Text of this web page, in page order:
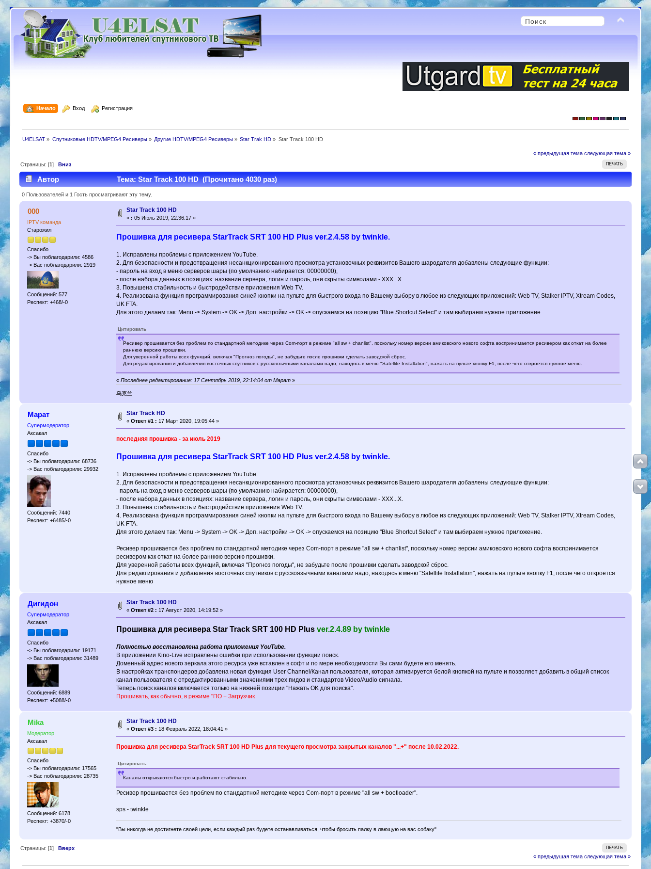
Начало Вход Регистрация
U4ELSAT » Спутниковые HDTV/MPEG4 Ресиверы» Другие HDTV/MPEG4 Ресиверы » Star Trak HD » Star Track 100 HD
« предыдущая тема следующая тема »
ПЕЧАТЬ
Страницы: [1]Вниз
Автор Тема: Star Track 100 HD (Прочитано 4030 раз)
0 Пользователей и 1 Гость просматривают эту тему.
000
IPTV команда
Старожил
Спасибо
-> Вы поблагодарили: 4586
-> Вас поблагодарили: 2919
Сообщений: 577
Респект: +468/-0
Star Track 100 HD
« : 05 Июль 2019, 22:36:17 »
Прошивка для ресивера StarTrack SRT 100 HD Plus ver.2.4.58 by twinkle.
1. Исправлены проблемы с приложением YouTube.
2. Для безопасности и предотвращения несанкционированного просмотра установочных реквизитов Вашего шародателя добавлены следующие функции:
- пароль на вход в меню серверов шары (по умолчанию набирается: 00000000),
- после набора данных в позициях: название сервера, логин и пароль, они скрыты символами - XXX...X.
3. Повышена стабильность и быстродействие приложения Web TV.
4. Реализована функция программирования синей кнопки на пульте для быстрого входа по Вашему выбору в любое из следующих приложений: Web TV, Stalker IPTV, Xtream Codes,
UK FTA.
Для этого делаем так: Menu -> System -> OK -> Доп. настройки -> OK -> опускаемся на позицию "Blue Shortcut Select" и там выбираем нужное приложение.
Цитировать
Ресивер прошивается без проблем по стандартной методике через Com-порт в режиме "all sw + chanlist", поскольку номер версии амиковского нового софта воспринимается ресивером как откат на более
раннюю версию прошивки.
Для уверенной работы всех функций, включая "Прогноз погоды", не забудьте после прошивки сделать заводской сброс.
Для редактирования и добавления восточных спутников с русскоязычными каналами надо, находясь в меню "Satellite Installation", нажать на пульте кнопку F1, после чего откроется нужное меню.
« Последнее редактирование: 17 Сентябрь 2019, 22:14:04 от Марат»
乌克兰
Марат
Супермодератор
Аксакал
Спасибо
-> Вы поблагодарили: 68736
-> Вас поблагодарили: 29932
Сообщений: 7440
Респект: +6485/-0
Star Track HD
«Ответ #1 : 17 Март 2020, 19:05:44 »
последняя прошивка - за июль 2019
Прошивка для ресивера StarTrack SRT 100 HD Plus ver.2.4.58 by twinkle.
1. Исправлены проблемы с приложением YouTube.
2. Для безопасности и предотвращения несанкционированного просмотра установочных реквизитов Вашего шародателя добавлены следующие функции:
- пароль на вход в меню серверов шары (по умолчанию набирается: 00000000),
- после набора данных в позициях: название сервера, логин и пароль, они скрыты символами - XXX...X.
3. Повышена стабильность и быстродействие приложения Web TV.
4. Реализована функция программирования синей кнопки на пульте для быстрого входа по Вашему выбору в любое из следующих приложений: Web TV, Stalker IPTV, Xtream Codes,
UK FTA.
Для этого делаем так: Menu -> System -> OK -> Доп. настройки -> OK -> опускаемся на позицию "Blue Shortcut Select" и там выбираем нужное приложение.
Ресивер прошивается без проблем по стандартной методике через Com-порт в режиме "all sw + chanlist", поскольку номер версии амиковского нового софта воспринимается
ресивером как откат на более раннюю версию прошивки.
Для уверенной работы всех функций, включая "Прогноз погоды", не забудьте после прошивки сделать заводской сброс.
Для редактирования и добавления восточных спутников с русскоязычными каналами надо, находясь в меню "Satellite Installation", нажать на пульте кнопку F1, после чего откроется
нужное меню
Дигидон
Супермодератор
Аксакал
Спасибо
-> Вы поблагодарили: 19171
-> Вас поблагодарили: 31489
Сообщений: 6889
Респект: +5088/-0
Star Track 100 HD
«Ответ #2 : 17 Август 2020, 14:19:52 »
Прошивка для ресивера Star Track SRT 100 HD Plus ver.2.4.89 by twinkle
Полностью восстановлена работа приложения YouTube.
В приложении Kino-Live исправлены ошибки при использовании функции поиск.
Доменный адрес нового зеркала этого ресурса уже вставлен в софт и по мере необходимости Вы сами будете его менять.
В настройках транспондеров добавлена новая функция User Channel/Канал пользователя, которая активируется белой кнопкой на пульте и позволяет добавить в общий список
канал пользователя с отредактированными значениями трех пидов и стандартов Video/Audio сигнала.
Теперь поиск каналов включается только на нижней позиции "Нажать OK для поиска".
Прошивать, как обычно, в режиме "ПО + Загрузчик
Mika
Модератор
Аксакал
Спасибо
-> Вы поблагодарили: 17565
-> Вас поблагодарили: 28735
Сообщений: 6178
Респект: +3870/-0
Star Track 100 HD
«Ответ #3 : 18 Февраль 2022, 18:04:41 »
Прошивка для ресивера StarTrack SRT 100 HD Plus для текущего просмотра закрытых каналов "...+" после 10.02.2022.
Цитировать
Каналы открываются быстро и работают стабильно.
Ресивер прошивается без проблем по стандартной методике через Com-порт в режиме "all sw + bootloader".
sps - twinkle
"Вы никогда не достигнете своей цели, если каждый раз будете останавливаться, чтобы бросить палку в лающую на вас собаку"
ПЕЧАТЬ
Страницы: [1]Вверх
« предыдущая тема следующая тема »